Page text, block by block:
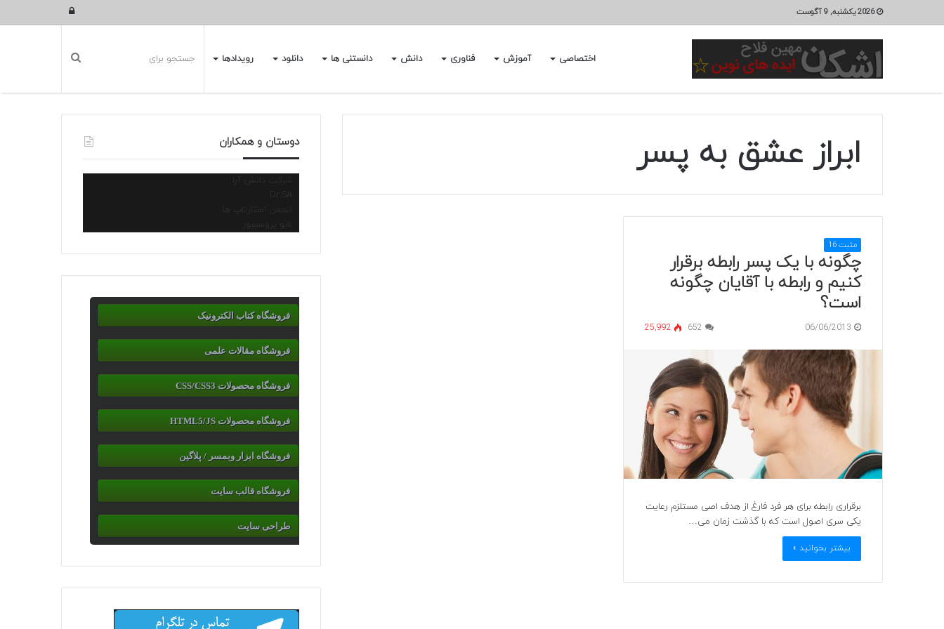
2026 یکشنبه, 9 آگوست ورود
اختصاصی آموزش فناوری دانش دانستنی ها دانلود رویدادها
ابراز عشق به پسر
مثبت 16
چگونه با یک پسر رابطه برقرار
کنیم و رابطه با آقایان چگونه
است؟
06/06/2013
652
25,992
برقراری رابطه برای هر فرد فارغ از هدف اصی مستلزم رعایت
یکی سری اصول است که با گذشت زمان می…
بیشتر بخوانید »
دوستان و همکاران
شرکت دانش آرا
انجمن استارتاپ ها
نانو پروسسور
فروشگاه کتاب الکترونیک
فروشگاه مقالات علمی
فروشگاه محصولات CSS/CSS3
فروشگاه محصولات HTML5/JS
فروشگاه ابزار وبمسر / پلاگین
فروشگاه قالب سایت
طراحی سایت